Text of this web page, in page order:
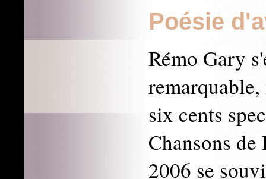
Poésie
Rémo Gary
six cents
Chansons
2006 se